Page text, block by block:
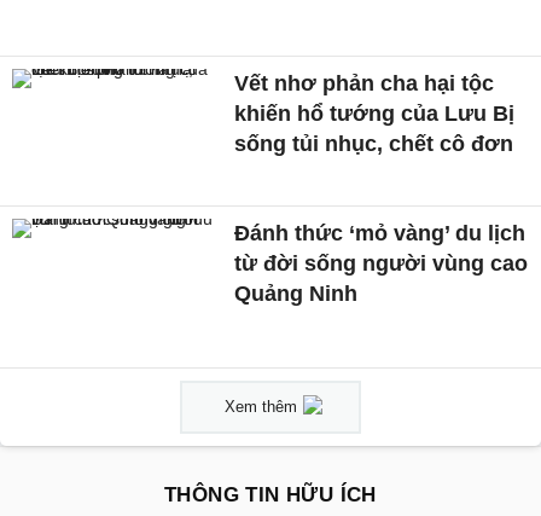
Vết nhơ phản cha hại tộc
khiến hổ tướng của Lưu Bị
sống tủi nhục, chết cô đơn
Đánh thức ‘mỏ vàng’ du lịch
từ đời sống người vùng cao
Quảng Ninh
Xem thêm
THÔNG TIN HỮU ÍCH